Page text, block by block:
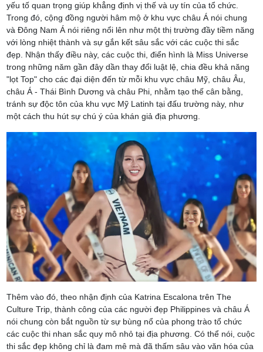
yếu tố quan trọng giúp khẳng định vị thế và uy tín của tổ chức.
Trong đó, cộng đồng người hâm mộ ở khu vực châu Á nói chung
và Đông Nam Á nói riêng nổi lên như một thị trường đầy tiềm năng
với lòng nhiệt thành và sự gắn kết sâu sắc với các cuộc thi sắc
đẹp. Nhận thấy điều này, các cuộc thi, điển hình là Miss Universe
trong những năm gần đây dần thay đổi luật lệ, chia đều khả năng
"lọt Top" cho các đại diện đến từ mỗi khu vực châu Mỹ, châu Âu,
châu Á - Thái Bình Dương và châu Phi, nhằm tạo thế cân bằng,
tránh sự độc tôn của khu vực Mỹ Latinh tại đấu trường này, như
một cách thu hút sự chú ý của khán giả địa phương.
Thêm vào đó, theo nhận định của Katrina Escalona trên The
Culture Trip, thành công của các người đẹp Philippines và châu Á
nói chung còn bắt nguồn từ sự bùng nổ của phong trào tổ chức
các cuộc thi nhan sắc quy mô nhỏ tại địa phương. Có thể nói, cuộc
thi sắc đẹp không chỉ là đam mê mà đã thấm sâu vào văn hóa của